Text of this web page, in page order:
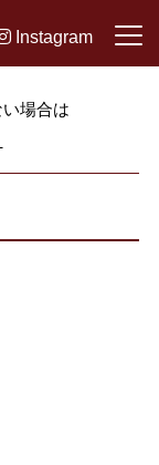
Instagram
場合は